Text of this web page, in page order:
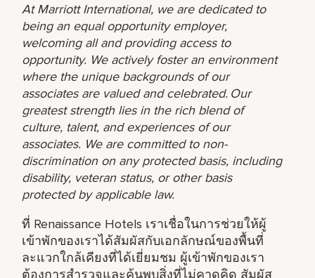
At Marriott International, we are dedicated to
being an equal opportunity employer,
welcoming all and providing access to
opportunity. We actively foster an environment
where the unique backgrounds of our
associates are valued and celebrated. Our
greatest strength lies in the rich blend of
culture, talent, and experiences of our
associates. We are committed to non-
discrimination on any protected basis, including
disability, veteran status, or other basis
protected by applicable law.
ที่ Renaissance Hotels เราเชื่อในการช่วยให้ผู้
เข้าพักของเราได้สัมผัสกับเอกลักษณ์ของพื้นที่
ละแวกใกล้เคียงที่ได้เยี่ยมชม ผู้เข้าพักของเรา
ต้องการสำรวจและค้นพบสิ่งที่ไม่คาดคิด สัมผัส